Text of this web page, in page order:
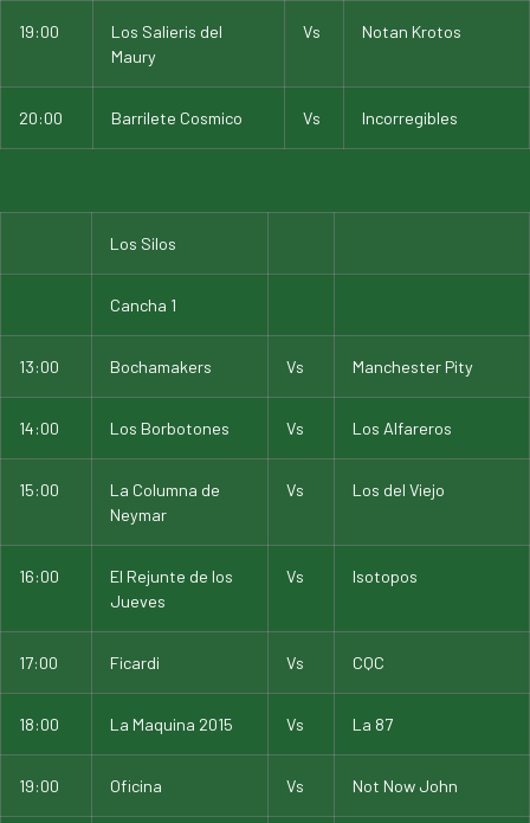
19:00
Los Salieris del
Maury
Vs Notan Krotos
20:00 Barrilete Cosmico Vs Incorregibles
Los Silos
Cancha 1
13:00 Bochamakers Vs Manchester Pity
14:00 Los Borbotones Vs Los Alfareros
15:00
La Columna de
Neymar
Vs Los del Viejo
16:00
El Rejunte de los
Jueves
Vs Isotopos
17:00 Ficardi Vs CQC
18:00 La Maquina 2015 Vs La 87
19:00 Oficina Vs Not Now John